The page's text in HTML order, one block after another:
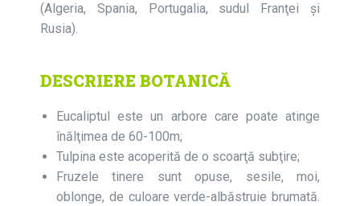
(Algeria, Spania, Portugalia, sudul Franţei şi
Rusia).
DESCRIERE BOTANICĂ
Eucaliptul este un arbore care poate atinge
înălţimea de 60-100m;
Tulpina este acoperită de o scoarţă subţire;
Fruzele tinere sunt opuse, sesile, moi,
oblonge, de culoare verde-albăstruie brumată.